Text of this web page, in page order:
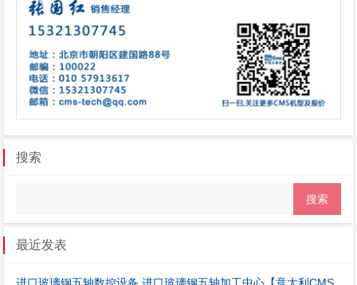
搜索
最近发表